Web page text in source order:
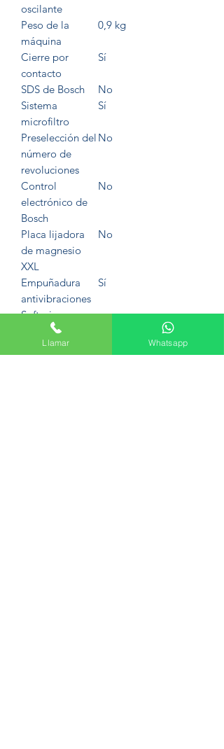
oscilante
Peso de la
máquina
0,9 kg
Cierre por
contacto
Sí
SDS de Bosch
No
Sistema
microfiltro
Sí
Preselección del
número de
revoluciones
No
Control
electrónico de
Bosch
No
Placa lijadora
de magnesio
XXL
No
Empuñadura
antivibraciones
Softgrip
Sí
SOL Date
Novedad
Llamar Whatsapp